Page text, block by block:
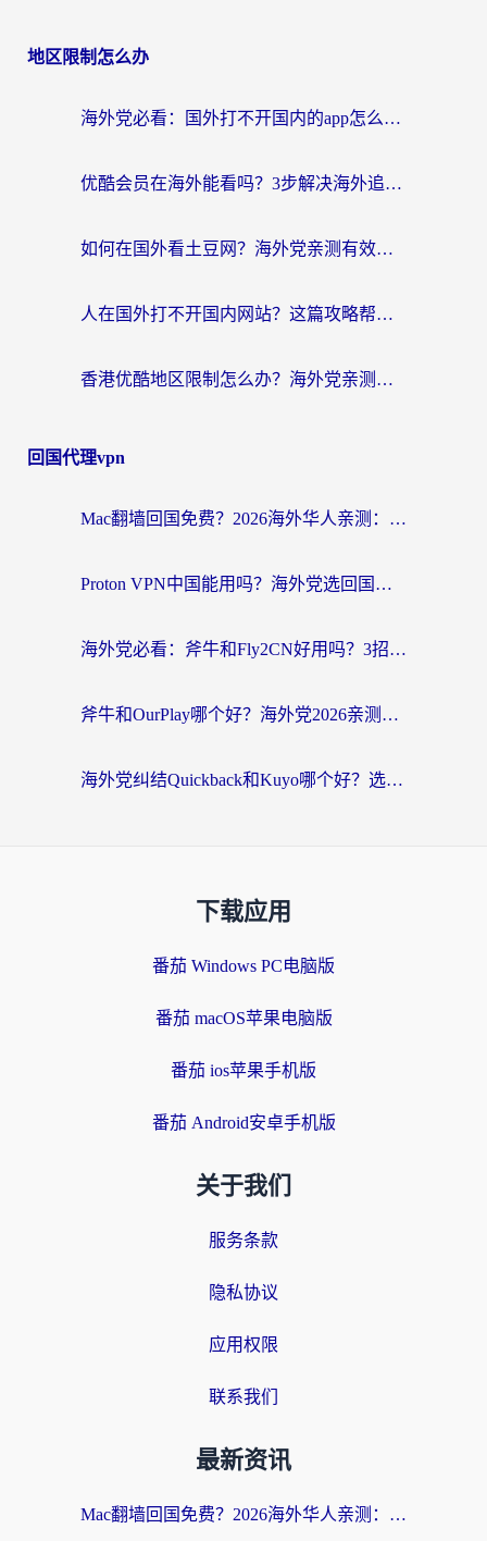
地区限制怎么办
海外党必看：国外打不开国内的app怎么办？3步解决你的乡愁
优酷会员在海外能看吗？3步解决海外追剧难题，附实测好用加速器推荐
如何在国外看土豆网？海外党亲测有效的追剧加速器选择指南
人在国外打不开国内网站？这篇攻略帮你无缝解锁国内资源（附交管12123使用技巧）
香港优酷地区限制怎么办？海外党亲测有效的追剧解决方案
回国代理vpn
Mac翻墙回国免费？2026海外华人亲测：从CCTV5直播到国内APP，这样选加速器才靠谱
Proton VPN中国能用吗？海外党选回国加速器的避坑指南（附番茄加速器实测）
海外党必看：斧牛和Fly2CN好用吗？3招教你选对回国加速器（附免费试用攻略）
斧牛和OurPlay哪个好？海外党2026亲测：选对加速器，国内资源秒加载
海外党纠结Quickback和Kuyo哪个好？选对回国加速器才能无缝刷国内资源
下载应用
番茄 Windows PC电脑版
番茄 macOS苹果电脑版
番茄 ios苹果手机版
番茄 Android安卓手机版
关于我们
服务条款
隐私协议
应用权限
联系我们
最新资讯
Mac翻墙回国免费？2026海外华人亲测：从CCTV5直播到国内APP，这样选加速器才靠谱